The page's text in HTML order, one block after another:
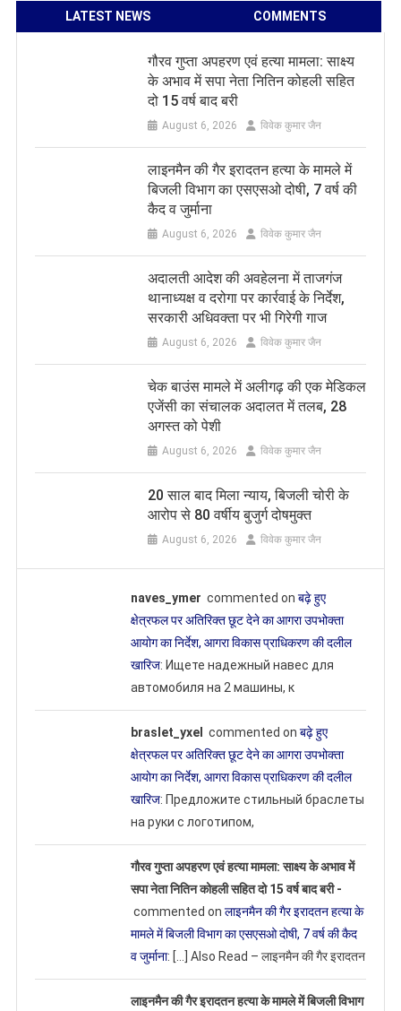
LATEST NEWS COMMENTS
गौरव गुप्ता अपहरण एवं हत्या मामला: साक्ष्य
के अभाव में सपा नेता नितिन कोहली सहित
दो 15 वर्ष बाद बरी
August 6, 2026 विवेक कुमार जैन
लाइनमैन की गैर इरादतन हत्या के मामले में
बिजली विभाग का एसएसओ दोषी, 7 वर्ष की
कैद व जुर्माना
August 6, 2026 विवेक कुमार जैन
अदालती आदेश की अवहेलना में ताजगंज
थानाध्यक्ष व दरोगा पर कार्रवाई के निर्देश,
सरकारी अधिवक्ता पर भी गिरेगी गाज
August 6, 2026 विवेक कुमार जैन
चेक बाउंस मामले में अलीगढ़ की एक मेडिकल
एजेंसी का संचालक अदालत में तलब, 28
अगस्त को पेशी
August 6, 2026 विवेक कुमार जैन
20 साल बाद मिला न्याय, बिजली चोरी के
आरोप से 80 वर्षीय बुजुर्ग दोषमुक्त
August 6, 2026 विवेक कुमार जैन
naves_ymer commented onबढ़े हुए
क्षेत्रफल पर अतिरिक्त छूट देने का आगरा उपभोक्ता
आयोग का निर्देश, आगरा विकास प्राधिकरण की दलील
खारिज: Ищете надежный навес для
автомобиля на 2 машины, к
braslet_yxel commented onबढ़े हुए
क्षेत्रफल पर अतिरिक्त छूट देने का आगरा उपभोक्ता
आयोग का निर्देश, आगरा विकास प्राधिकरण की दलील
खारिज: Предложите стильный браслеты
на руки с логотипом,
गौरव गुप्ता अपहरण एवं हत्या मामला: साक्ष्य के अभाव में
सपा नेता नितिन कोहली सहित दो 15 वर्ष बाद बरी -
commented onलाइनमैन की गैर इरादतन हत्या के
मामले में बिजली विभाग का एसएसओ दोषी, 7 वर्ष की कैद
व जुर्माना: […] Also Read – लाइनमैन की गैर इरादतन
लाइनमैन की गैर इरादतन हत्या के मामले में बिजली विभाग